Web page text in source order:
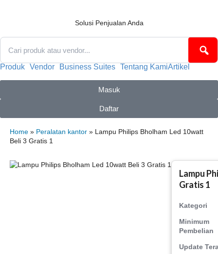
Solusi Penjualan Anda
Produk Vendor Business Suites Tentang KamiArtikel
Masuk
Daftar
Home » Peralatan kantor » Lampu Philips Bholham Led 10watt
Beli 3 Gratis 1
Lampu
Gratis 1
Kategori
Minimum
Pembelian
Update